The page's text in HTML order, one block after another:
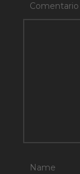
Comentario
Name